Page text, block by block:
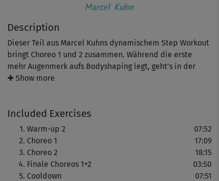
Description
Dieser Teil aus Marcel Kuhns dynamischem Step Workout
bringt Choreo 1 und 2 zusammen. Während die erste
mehr Augenmerk aufs Bodyshaping legt, geht’s in der
zweiten verstärkt um den Cardio-Aspekt. Das formt und
und macht einfach Spaß!
Du startest gut aufgewärmt durchs Warm-up erst einmal
in die beiden Module, in denen dir Marcel und seine Co-
Presenterin Nicole Hofrichter die Choreos beibringen.
Etwas Erfahrung in der Sportart bringst du dafür am
✚ Show more
Included Exercises
Warm-up 2
07:52
Choreo 1
17:09
Choreo 2
18:15
Finale Choreos 1+2
03:50
Cooldown
07:51
Marcel Kuhn